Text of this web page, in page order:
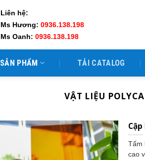
Liên hệ:
Ms Hương: 0936.138.198
Ms Oanh: 0936.138.198
SẢN PHẨM TẢI CATALOG
VẬT LIỆU
Tấm
cao